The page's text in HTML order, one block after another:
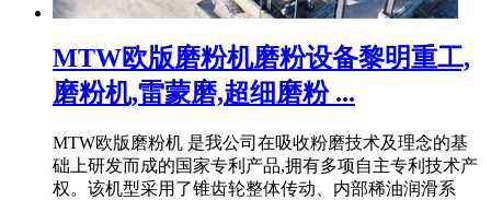
MTW欧版磨粉机磨粉设备黎明重工,
磨粉机,雷蒙磨,超细磨粉 ...
MTW欧版磨粉机 是我公司在吸收粉磨技术及理念的基
础上研发而成的国家专利产品,拥有多项自主专利技术产
权。该机型采用了锥齿轮整体传动、内部稀油润滑系